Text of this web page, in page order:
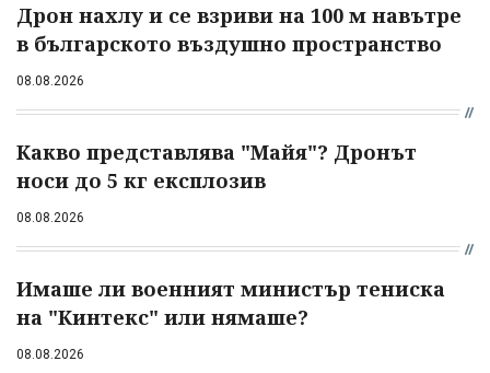
Дрон нахлу и се взриви на 100 м навътре
в българското въздушно пространство
08.08.2026
Какво представлява "Майя"? Дронът
носи до 5 кг експлозив
08.08.2026
Имаше ли военният министър тениска
на "Кинтекс" или нямаше?
08.08.2026